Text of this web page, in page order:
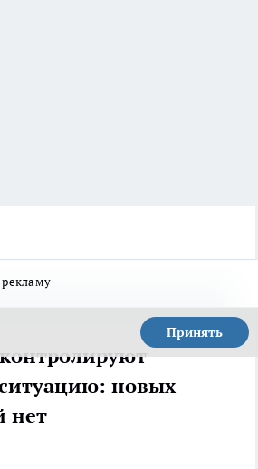
рекламу
Принять
новых
нет